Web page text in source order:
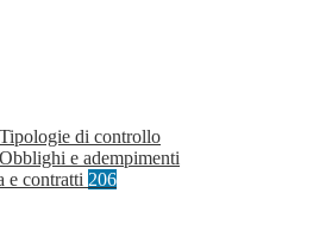
Tipologie di controllo
Obblighi e adempimenti
e contratti 206